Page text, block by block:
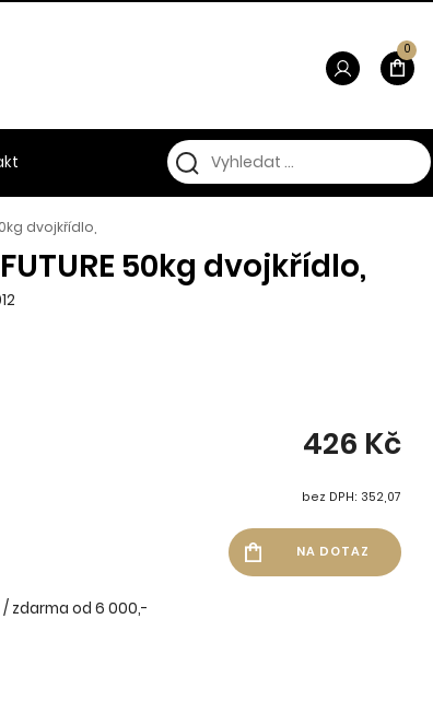
dvojkřídlo,
50kg dvojkřídlo,
426 Kč
bez DPH: 352,07
zdarma od 6 000,-
0